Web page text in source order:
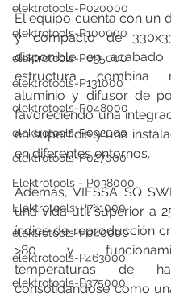
elektrotools-P020000
elektrotools-P100000
elektrotools-P035000
elektrotools-P131000
elektrotools-P048000
elektrotools-P092000
elektrotools-P027000
Elektrotools - P038000
Elektrotools-P761000
elektrotools-P040000
elektrotools-P463000
elektrotools-P375000
El equipo cuenta con un
y compacto de
disponible en acabado
estructura combina
aluminio y difusor de
favoreciendo una
en superficie y una
en diferentes entornos.
Además, VIESSA SQ
una vida útil superior a
índice de reproducción
>80 y
temperaturas de
consolidándose como